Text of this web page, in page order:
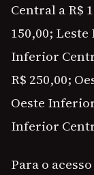
Central a R$
150,00;
Inferior
R$ 250,00;
Oeste
Inferior
Para o